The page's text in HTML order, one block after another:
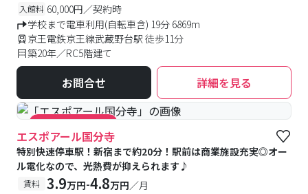
入館料 60,000円／契約時
学校まで電車利用(自転車含) 19分 6869m
京王電鉄京王線武蔵野台駅 徒歩11分
築20年／RC5階建て
お問合せ 詳細を見る
#キャンペーン実施中
エスポアール国分寺
特別快速停車駅！新宿まで約20分！駅前は商業施設充実◎オー
ル電化なので、光熱費が抑えられます♪
賃料 3.9万円-4.8万円／月